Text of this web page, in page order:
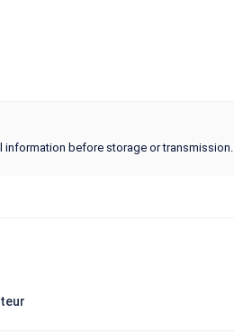
before storage or transmission.